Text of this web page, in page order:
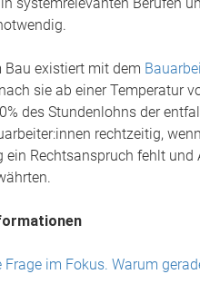
Bau existiert mit dem
sie ab einer Temperatur
des Stundenlohns der
rechtzeitig,
ein Rechtsanspruch fehlt
Frage im Fokus. Warum